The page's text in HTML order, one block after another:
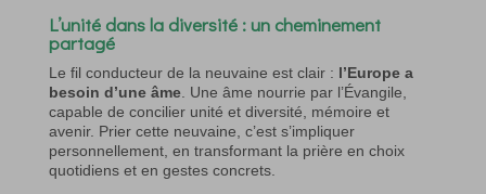
L’unité dans la diversité : un cheminement
partagé
Le fil conducteur de la neuvaine est clair : l’Europe a
besoin d’une âme. Une âme nourrie par l’Évangile,
capable de concilier unité et diversité, mémoire et
avenir. Prier cette neuvaine, c’est s’impliquer
personnellement, en transformant la prière en choix
quotidiens et en gestes concrets.